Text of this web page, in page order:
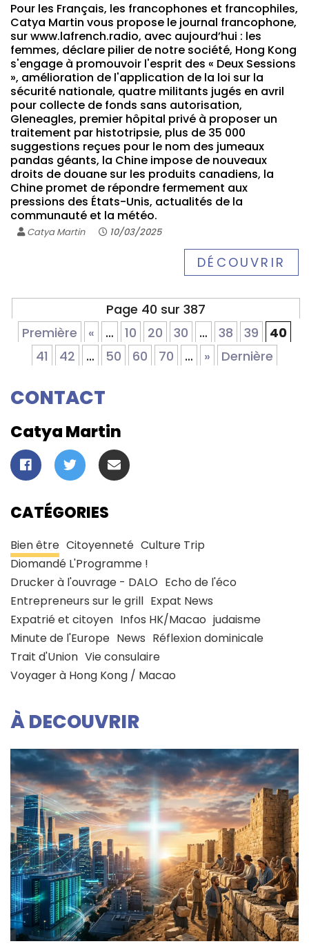
Pour les Français, les francophones et francophiles,
Catya Martin vous propose le journal francophone,
sur www.lafrench.radio, avec aujourd’hui : les
femmes, déclare pilier de notre société, Hong Kong
s'engage à promouvoir l'esprit des « Deux Sessions
», amélioration de l'application de la loi sur la
sécurité nationale, quatre militants jugés en avril
pour collecte de fonds sans autorisation,
Gleneagles, premier hôpital privé à proposer un
traitement par histotripsie, plus de 35 000
suggestions reçues pour le nom des jumeaux
pandas géants, la Chine impose de nouveaux
droits de douane sur les produits canadiens, la
Chine promet de répondre fermement aux
pressions des États-Unis, actualités de la
communauté et la météo.
Catya Martin 10/03/2025
DÉCOUVRIR
Page 40 sur 387
Première
« … 10 20 30 … 38 39
40
41
42 … 50 60 70 … » Dernière
CONTACT
Catya Martin
CATÉGORIES
Bien être Citoyenneté Culture Trip
Diomandé L'Programme !
Drucker à l'ouvrage - DALO Echo de l'éco
Entrepreneurs sur le grill Expat News
Expatrié et citoyen Infos HK/Macao judaisme
Minute de l'Europe News Réflexion dominicale
Trait d'Union Vie consulaire
Voyager à Hong Kong / Macao
À DECOUVRIR